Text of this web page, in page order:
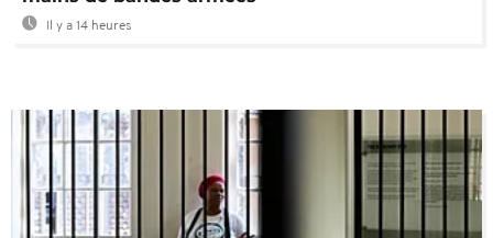
Il y a 14 heures